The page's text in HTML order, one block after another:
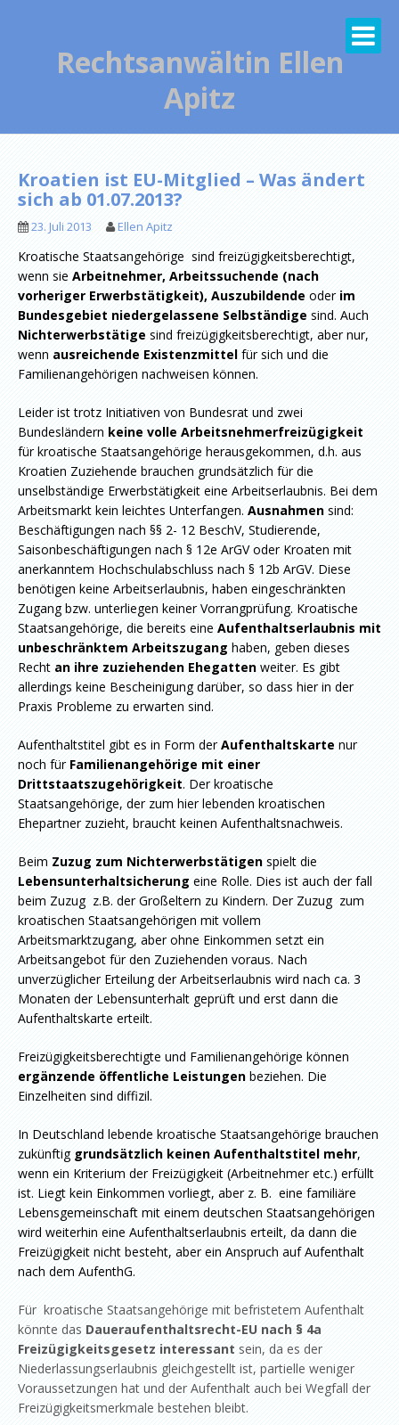
Rechtsanwältin Ellen
Apitz
Kroatien ist EU-Mitglied – Was ändert
sich ab 01.07.2013?
23. Juli 2013 Ellen Apitz
Kroatische Staatsangehörige sind freizügigkeitsberechtigt,
wenn sieArbeitnehmer, Arbeitssuchende (nach
vorheriger Erwerbstätigkeit), Auszubildendeoderim
Bundesgebiet niedergelassene Selbständigesind. Auch
Nichterwerbstätigesind freizügigkeitsberechtigt, aber nur,
wennausreichende Existenzmittelfür sich und die
Familienangehörigen nachweisen können.
Leider ist trotz Initiativen von Bundesrat und zwei
Bundesländernkeine volle Arbeitsnehmerfreizügigkeit
für kroatische Staatsangehörige herausgekommen, d.h. aus
Kroatien Zuziehende brauchen grundsätzlich für die
unselbständige Erwerbstätigkeit eine Arbeitserlaubnis. Bei dem
Arbeitsmarkt kein leichtes Unterfangen.Ausnahmensind:
Beschäftigungen nach §§ 2- 12 BeschV, Studierende,
Saisonbeschäftigungen nach § 12e ArGV oder Kroaten mit
anerkanntem Hochschulabschluss nach § 12b ArGV. Diese
benötigen keine Arbeitserlaubnis, haben eingeschränkten
Zugang bzw. unterliegen keiner Vorrangprüfung. Kroatische
Staatsangehörige, die bereits eineAufenthaltserlaubnis mit
unbeschränktem Arbeitszuganghaben, geben dieses
Rechtan ihre zuziehenden Ehegattenweiter. Es gibt
allerdings keine Bescheinigung darüber, so dass hier in der
Praxis Probleme zu erwarten sind.
Aufenthaltstitel gibt es in Form derAufenthaltskartenur
noch fürFamilienangehörige mit einer
Drittstaatszugehörigkeit. Der kroatische
Staatsangehörige, der zum hier lebenden kroatischen
Ehepartner zuzieht, braucht keinen Aufenthaltsnachweis.
BeimZuzug zum Nichterwerbstätigenspielt die
Lebensunterhaltsicherungeine Rolle. Dies ist auch der fall
beim Zuzug z.B. der Großeltern zu Kindern. Der Zuzug zum
kroatischen Staatsangehörigen mit vollem
Arbeitsmarktzugang, aber ohne Einkommen setzt ein
Arbeitsangebot für den Zuziehenden voraus. Nach
unverzüglicher Erteilung der Arbeitserlaubnis wird nach ca. 3
Monaten der Lebensunterhalt geprüft und erst dann die
Aufenthaltskarte erteilt.
Freizügigkeitsberechtigte und Familienangehörige können
ergänzende öffentliche Leistungenbeziehen. Die
Einzelheiten sind diffizil.
In Deutschland lebende kroatische Staatsangehörige brauchen
zukünftiggrundsätzlich keinen Aufenthaltstitel mehr,
wenn ein Kriterium der Freizügigkeit (Arbeitnehmer etc.) erfüllt
ist. Liegt kein Einkommen vorliegt, aber z. B. eine familiäre
Lebensgemeinschaft mit einem deutschen Staatsangehörigen
wird weiterhin eine Aufenthaltserlaubnis erteilt, da dann die
Freizügigkeit nicht besteht, aber ein Anspruch auf Aufenthalt
nach dem AufenthG.
Für kroatische Staatsangehörige mit befristetem Aufenthalt
könnte dasDaueraufenthaltsrecht-EU nach § 4a
Freizügigkeitsgesetz interessantsein, da es der
Niederlassungserlaubnis gleichgestellt ist, partielle weniger
Voraussetzungen hat und der Aufenthalt auch bei Wegfall der
Freizügigkeitsmerkmale bestehen bleibt.